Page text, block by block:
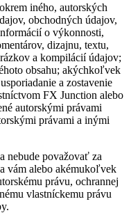
iného, autorských
obchodných údajov,
o výkonnosti,
dizajnu, textu,
a kompilácií údajov;
obsahu; akýchkoľvek
a zostavenie
FX Junction alebo
autorskými právami
právami a inými
nebude považovať za
vám alebo akémukoľvek
právu, ochrannej
vlastníckemu právu